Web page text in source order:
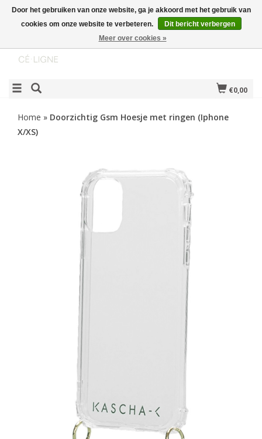
€0,00
Home » Doorzichtig Gsm Hoesje met ringen (Iphone
X/XS)
Door het gebruiken van onze website, ga je akkoord met het gebruik van
cookies om onze website te verbeteren.
Dit bericht verbergen
Meer over cookies »